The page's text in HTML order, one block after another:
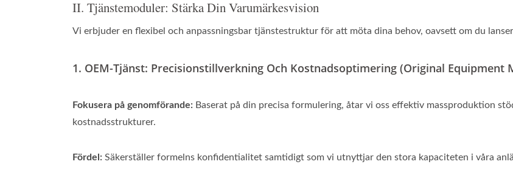
II. Tjänstemoduler: Stärka Din Varumärkesvision
Vi erbjuder en flexibel och anpassningsbar tjänstestruktur för att möta dina behov, oavsett om du
1. OEM-Tjänst: Precisionstillverkning Och Kostnadsoptimering (Original Equipment
Fokusera på genomförande: Baserat på din precisa formulering, åtar vi oss effektiv massproduktion
kostnadsstrukturer.
Fördel: Säkerställer formelns konfidentialitet samtidigt som vi utnyttjar den stora kapaciteten i våra